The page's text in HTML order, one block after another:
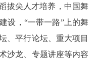
拔尖人才培养，中国舞
设，“一带一路”上的舞
、平行论坛、重大项目
沙龙、专题讲座等内容